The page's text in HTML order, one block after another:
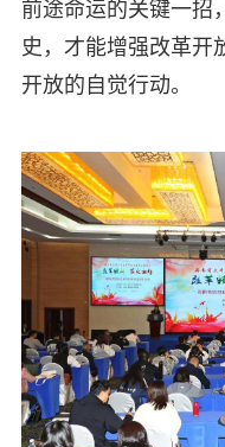
前途命运的关键一招
史，才能增强改革开
开放的自觉行动。